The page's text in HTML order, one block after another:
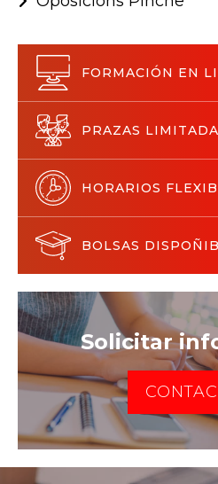
FORMACIÓN EN
PRAZAS
HORARIOS
BOLSAS
Solicitar